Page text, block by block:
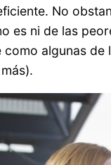
No
es ni de las
algunas